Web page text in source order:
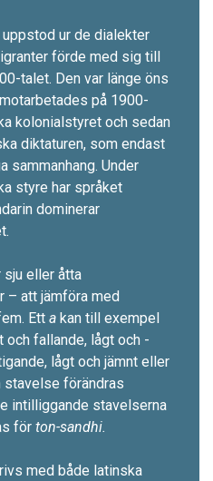
ur de dialekter
förde med sig till
t­alet. Den var länge öns
på 1900-
kolonialstyret och sedan
diktaturen, som endast
sammanhang. Under
styre har språket
dominerar
sju eller åtta
– att jämföra med
Ett a kan till exempel
och fallande, lågt och
lågt och jämnt ­eller
stavelse förändras
intilliggande stavelserna
för ton-sandhi.
med både latinska